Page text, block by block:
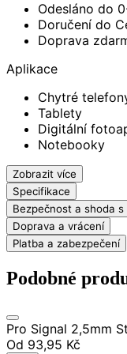
Odesláno do
Doručení do
Doprava
Aplikace
Chytré
Tablety
Digitální
Notebooky
Zobrazit více
Specifikace
Bezpečnost a shoda s
Doprava a vrácení
Platba a zabezpečení
Podobné
Pro Signal 2,5mm
Od 93,95 Kč